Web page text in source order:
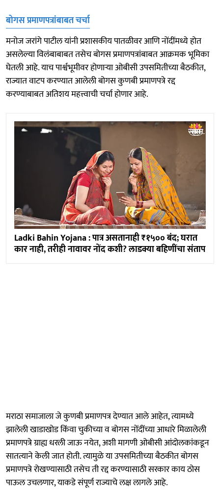
बोगस प्रमाणपत्रांबाबत चर्चा
मनोज जरांगे पाटील यांनी प्रशासकीय पातळीवर आणि नोंदींमध्ये होत
असलेल्या विलंबाबाबत तसेच बोगस प्रमाणपत्रांबाबत आक्रमक भूमिका
घेतली आहे. याच पार्श्वभूमीवर होणाऱ्या ओबीसी उपसमितीच्या बैठकीत,
राज्यात वाटप करण्यात आलेली बोगस कुणबी प्रमाणपत्रे रद्द
करण्याबाबत अतिशय महत्त्वाची चर्चा होणार आहे.
Ladki Bahin Yojana : पात्र असतानाही ₹१५०० बंद; घरात
कार नाही, तरीही नावावर नोंद कशी? लाडक्या बहि‍णींचा संताप
मराठा समाजाला जे कुणबी प्रमाणपत्र देण्यात आले आहेत, त्यामध्ये
झालेली खाडाखोड किंवा चुकीच्या व बोगस नोंदींच्या आधारे मिळालेली
प्रमाणपत्रे ग्राह्य धरली जाऊ नयेत, अशी मागणी ओबीसी आंदोलकांकडून
सातत्याने केली जात होती. त्यामुळे या उपसमितीच्या बैठकीत बोगस
प्रमाणपत्रे रोखण्यासाठी तसेच ती रद्द करण्यासाठी सरकार काय ठोस
पाऊल उचलणार, याकडे संपूर्ण राज्याचे लक्ष लागले आहे.